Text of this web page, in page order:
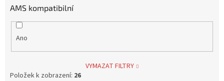
AMS kompatibilní
Ano
VYMAZAT FILTRY
Položek k zobrazení: 26